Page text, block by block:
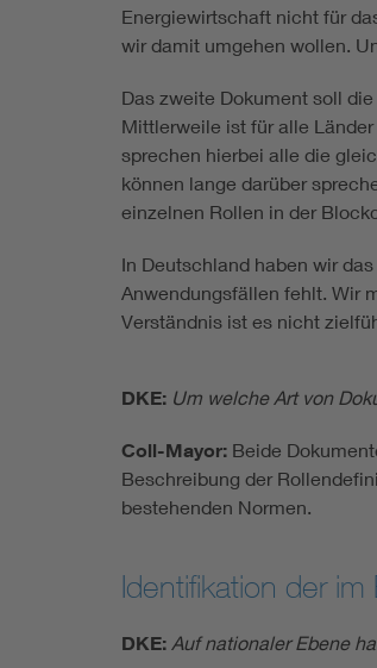
Energiewirtschaft nicht für
wir damit umgehen wollen.
Das zweite Dokument soll
Mittlerweile ist für alle
sprechen hierbei alle die
können lange darüber
einzelnen Rollen in der
In Deutschland haben wir
Anwendungsfällen fehlt. Wir
Verständnis ist es nicht
DKE: Um welche Art von
Coll-Mayor: Beide
Beschreibung der
bestehenden Normen.
Identifikation der
DKE: Auf nationaler Ebene